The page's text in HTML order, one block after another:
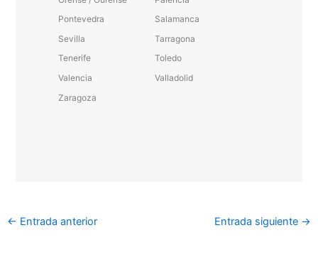
Pontevedra
Salamanca
Sevilla
Tarragona
Tenerife
Toledo
Valencia
Valladolid
Zaragoza
← Entrada anterior Entrada siguiente →